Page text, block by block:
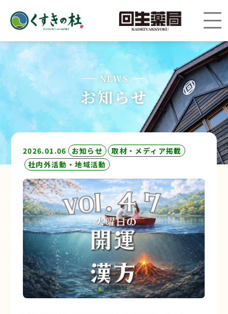
NEWS
お知らせ
2026.01.06 お知らせ
取材・メディア掲載
社内外活動・地域活動